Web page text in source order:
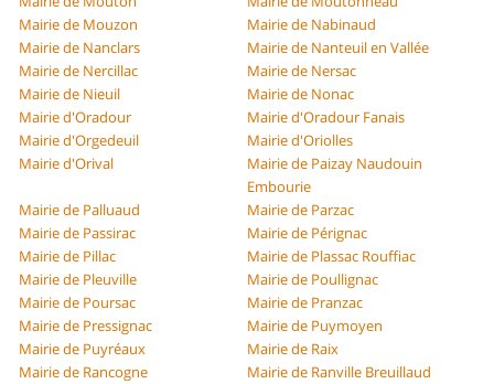
Mairie de Mouzon
Mairie de Nabinaud
Mairie de Nanclars
Mairie de Nanteuil en Vallée
Mairie de Nercillac
Mairie de Nersac
Mairie de Nieuil
Mairie de Nonac
Mairie d'Oradour
Mairie d'Oradour Fanais
Mairie d'Orgedeuil
Mairie d'Oriolles
Mairie d'Orival
Mairie de Paizay Naudouin
Embourie
Mairie de Palluaud
Mairie de Parzac
Mairie de Passirac
Mairie de Pérignac
Mairie de Pillac
Mairie de Plassac Rouffiac
Mairie de Pleuville
Mairie de Poullignac
Mairie de Poursac
Mairie de Pranzac
Mairie de Pressignac
Mairie de Puymoyen
Mairie de Puyréaux
Mairie de Raix
Mairie de Rancogne
Mairie de Ranville Breuillaud